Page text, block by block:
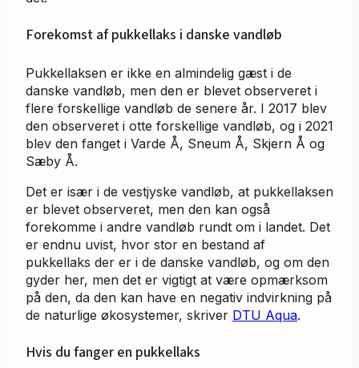
Forekomst af pukkellaks i danske vandløb
Pukkellaksen er ikke en almindelig gæst i de
danske vandløb, men den er blevet observeret i
flere forskellige vandløb de senere år. I 2017 blev
den observeret i otte forskellige vandløb, og i 2021
blev den fanget i Varde Å, Sneum Å, Skjern Å og
Sæby Å.
Det er især i de vestjyske vandløb, at pukkellaksen
er blevet observeret, men den kan også
forekomme i andre vandløb rundt om i landet. Det
er endnu uvist, hvor stor en bestand af
pukkellaks der er i de danske vandløb, og om den
gyder her, men det er vigtigt at være opmærksom
på den, da den kan have en negativ indvirkning på
de naturlige økosystemer, skriver DTU Aqua.
Hvis du fanger en pukkellaks